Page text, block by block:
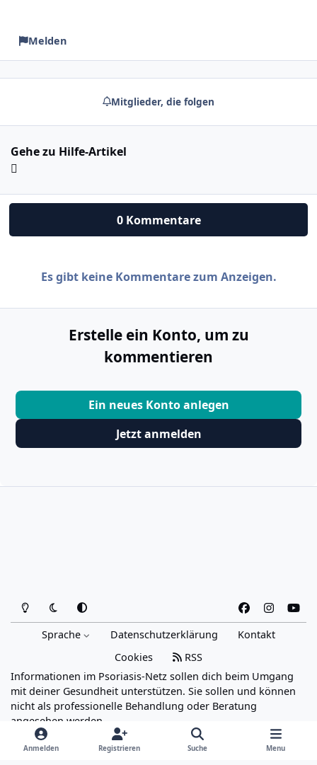
Melden
Mitglieder, die folgen
Gehe zu Hilfe-Artikel
0 Kommentare
Es gibt keine Kommentare zum Anzeigen.
Erstelle ein Konto, um zu
kommentieren
Ein neues Konto anlegen
Jetzt anmelden
Heller ModusDunkler Modus
Systemeinstellung
a
b
o
o
n
s
a
g
o
u
b
Sprache Datenschutzerklärung
Kontakt
Cookies
RSS
Informationen im Psoriasis-Netz sollen dich beim Umgang
mit deiner Gesundheit unterstützen. Sie sollen und können
nicht als professionelle Behandlung oder Beratung
angesehen werden.
Powered by
Invision Community
Anmelden Registrieren Suche Menu